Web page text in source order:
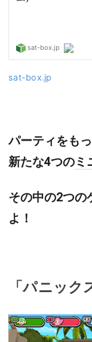
sat-box.jp
パーティをも
新たな4つのミ
その中の2つの
よ！
「パニック